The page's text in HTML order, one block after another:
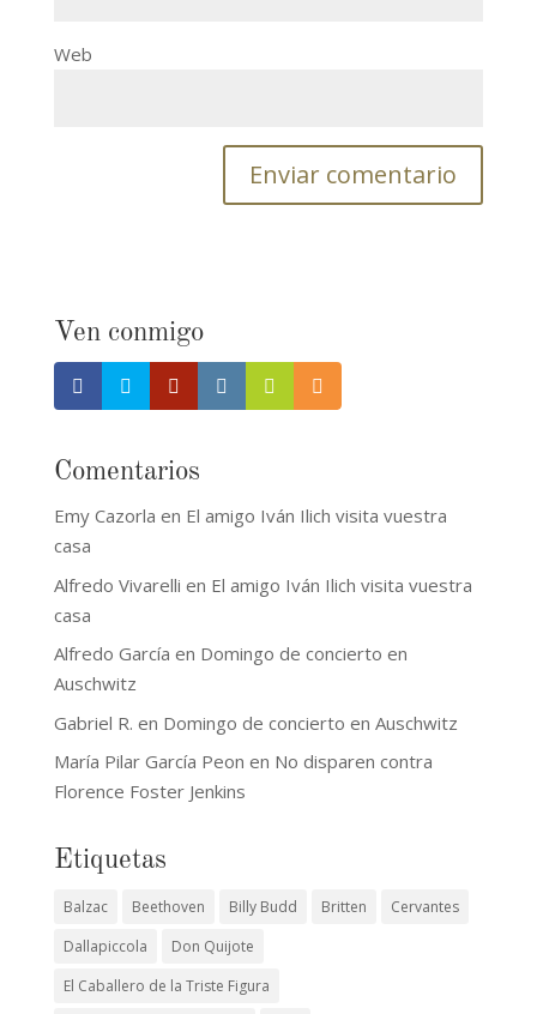
Web
Ven conmigo
Comentarios
Emy Cazorla en El amigo Iván Ilich visita vuestra
casa
Alfredo Vivarelli en El amigo Iván Ilich visita vuestra
casa
Alfredo García en Domingo de concierto en
Auschwitz
Gabriel R. en Domingo de concierto en Auschwitz
María Pilar García Peon en No disparen contra
Florence Foster Jenkins
Etiquetas
Balzac Beethoven Billy Budd Britten
Cervantes
Dallapiccola
Don Quijote
El Caballero de la Triste Figura